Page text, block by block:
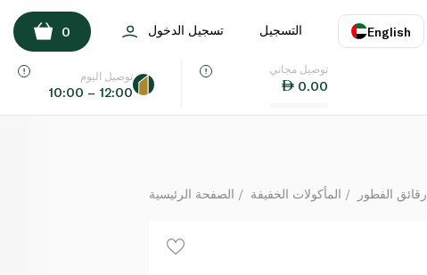
English
اللغة
التسجيل تسجيل الدخول 0
توصيل مجاني
0.00
توصيل اليوم
10:00 – 12:00
لينوودز بذور الكتان والجوز البرازيلي وعين الجمال واللوز 200 غرام
الصفحة الرئيسية المأكولات الخفيفة رقائق الفطور